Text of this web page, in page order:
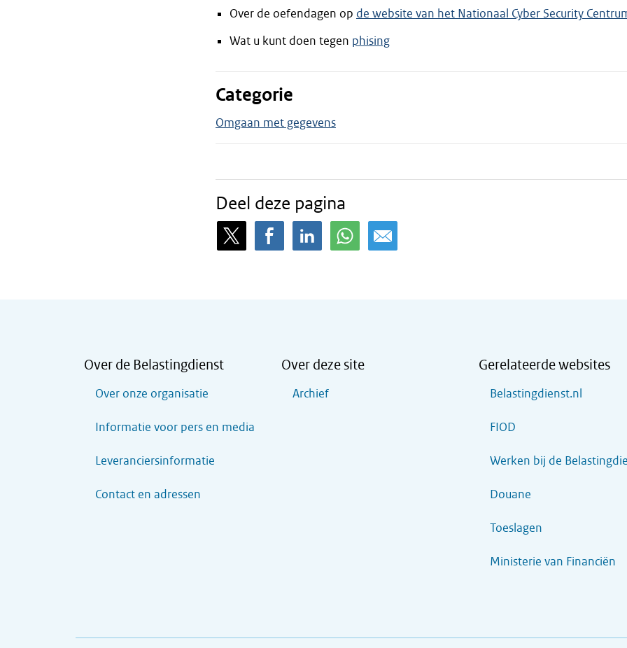
Over de oefendagen op de website van het Nationaal Cyber Security
Wat u kunt doen tegen phising
Categorie
Omgaan met gegevens
Deel deze pagina
Over de Belastingdienst
Over onze organisatie
Informatie voor pers en media
Leveranciersinformatie
Contact en adressen
Over deze site
Archief
Gerelateerde websites
Belastingdienst.nl
FIOD
Werken bij de
Douane
Toeslagen
Ministerie van Financiën